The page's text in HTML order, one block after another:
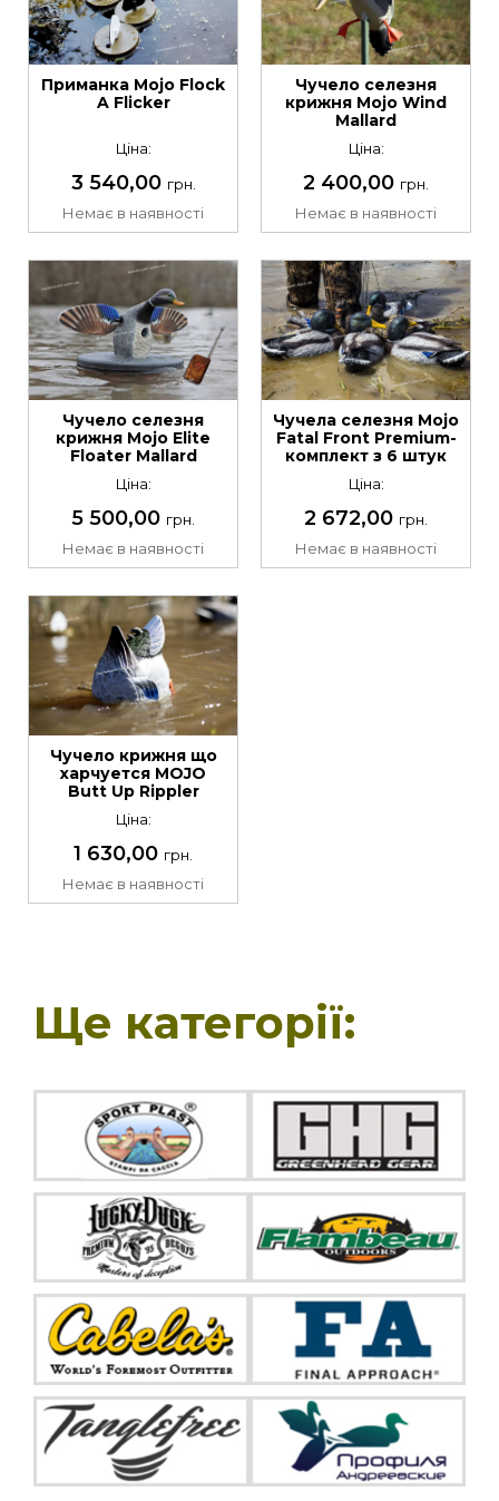
Приманка Mojo Flock
A Flicker
Ціна:
3 540,00 грн.
Немає в наявності
Чучело селезня
крижня Mojo Wind
Mallard
Ціна:
2 400,00 грн.
Немає в наявності
Чучело селезня
крижня Mojo Elite
Floater Mallard
Ціна:
5 500,00 грн.
Немає в наявності
Чучела селезня Mojo
Fatal Front Premium-
комплект з 6 штук
Ціна:
2 672,00 грн.
Немає в наявності
Чучело крижня що
харчуется MOJO
Butt Up Rippler
Ціна:
1 630,00 грн.
Немає в наявності
Ще категорії: